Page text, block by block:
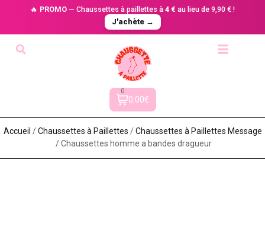
🔥 PROMO — Chaussettes à paillettes à 4 € au lieu de 9,90 € !
J'achète →
0
0.00€
Accueil /Chaussettes à Paillette​s /Chaussettes à Paillettes Message​
/ Chaussettes homme a bandes dragueur